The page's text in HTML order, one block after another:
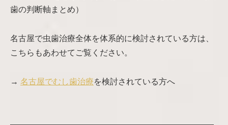
歯の判断軸まとめ）
名古屋で虫歯治療全体を体系的に検討されている方は、
こちらもあわせてご覧ください。
→ 名古屋でむし歯治療を検討されている方へ